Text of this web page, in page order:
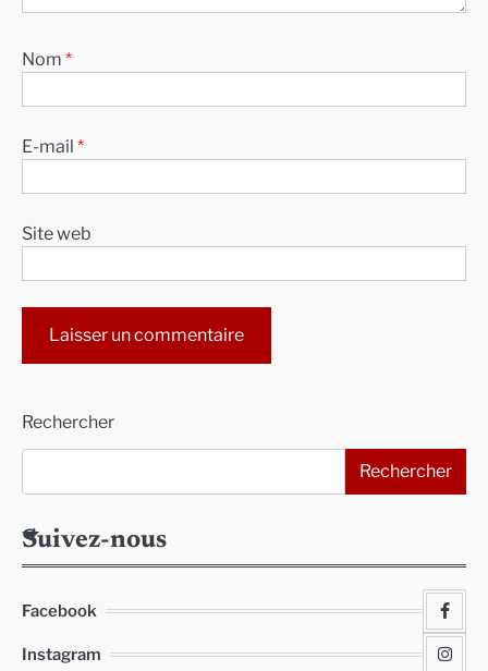
Nom *
E-mail *
Site web
Rechercher
Rechercher
Suivez-nous
Facebook
Instagram